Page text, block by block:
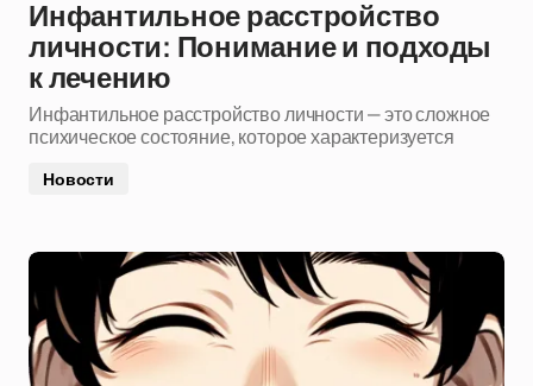
Инфантильное расстройство
личности: Понимание и подходы
к лечению
Инфантильное расстройство личности — это сложное
психическое состояние, которое характеризуется
Новости